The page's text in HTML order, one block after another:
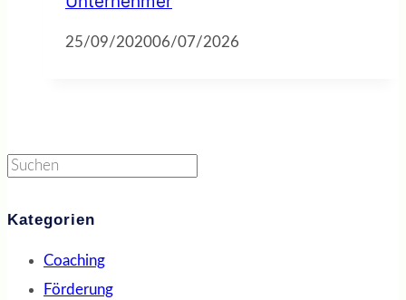
25/09/202006/07/2026
Suchen
Kategorien
Coaching
Förderung